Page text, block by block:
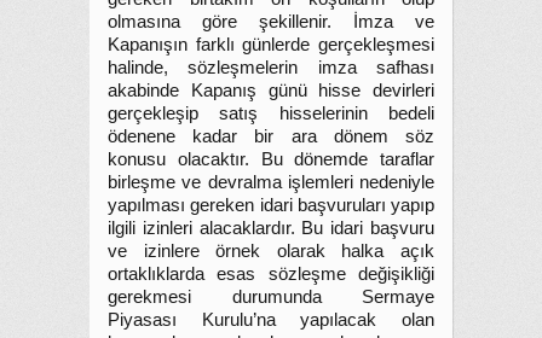
olmasına göre şekillenir. İmza ve
Kapanışın farklı günlerde gerçekleşmesi
halinde, sözleşmelerin imza safhası
akabinde Kapanış günü hisse devirleri
gerçekleşip satış hisselerinin bedeli
ödenene kadar bir ara dönem söz
konusu olacaktır. Bu dönemde taraflar
birleşme ve devralma işlemleri nedeniyle
yapılması gereken idari başvuruları yapıp
ilgili izinleri alacaklardır. Bu idari başvuru
ve izinlere örnek olarak halka açık
ortaklıklarda esas sözleşme değişikliği
gerekmesi durumunda Sermaye
Piyasası Kurulu’na yapılacak olan